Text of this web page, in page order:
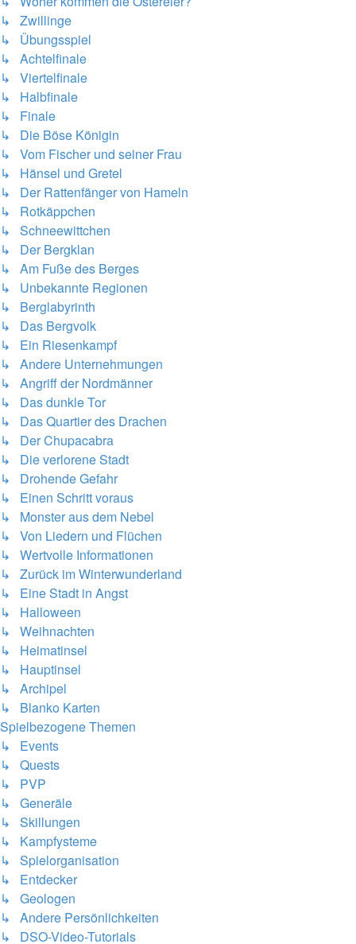
↳ Zwillinge
↳ Übungsspiel
↳ Achtelfinale
↳ Viertelfinale
↳ Halbfinale
↳ Finale
↳ Die Böse Königin
↳ Vom Fischer und seiner Frau
↳ Hänsel und Gretel
↳ Der Rattenfänger von Hameln
↳ Rotkäppchen
↳ Schneewittchen
↳ Der Bergklan
↳ Am Fuße des Berges
↳ Unbekannte Regionen
↳ Berglabyrinth
↳ Das Bergvolk
↳ Ein Riesenkampf
↳ Andere Unternehmungen
↳ Angriff der Nordmänner
↳ Das dunkle Tor
↳ Das Quartier des Drachen
↳ Der Chupacabra
↳ Die verlorene Stadt
↳ Drohende Gefahr
↳ Einen Schritt voraus
↳ Monster aus dem Nebel
↳ Von Liedern und Flüchen
↳ Wertvolle Informationen
↳ Zurück im Winterwunderland
↳ Eine Stadt in Angst
↳ Halloween
↳ Weihnachten
↳ Heimatinsel
↳ Hauptinsel
↳ Archipel
↳ Blanko Karten
Spielbezogene Themen
↳ Events
↳ Quests
↳ PVP
↳ Generäle
↳ Skillungen
↳ Kampfysteme
↳ Spielorganisation
↳ Entdecker
↳ Geologen
↳ Andere Persönlichkeiten
↳ DSO-Video-Tutorials